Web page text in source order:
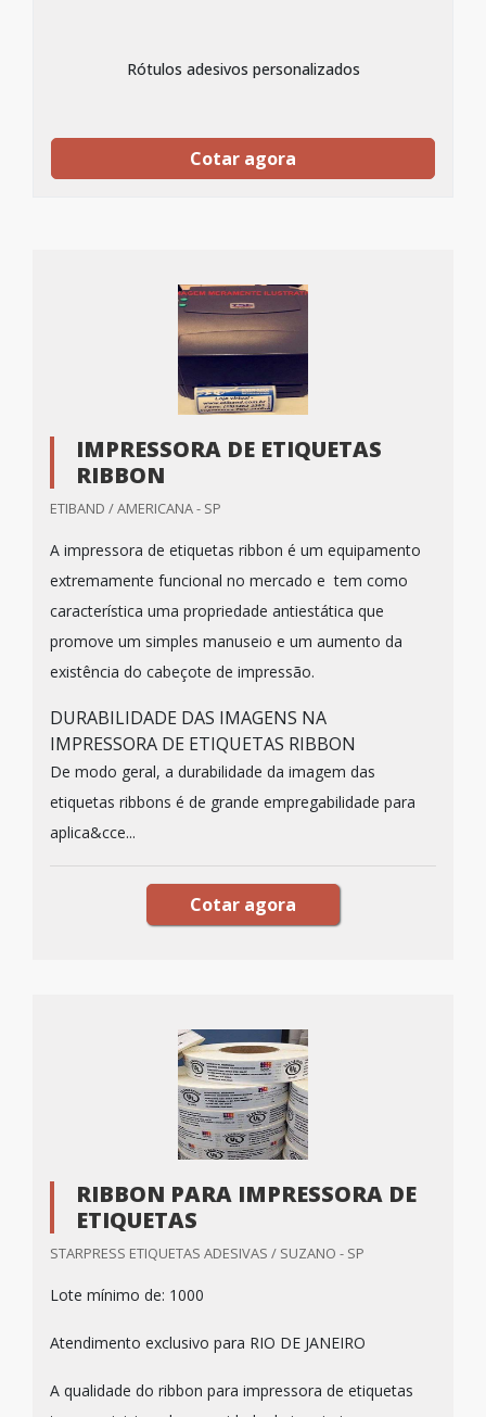
Rótulos adesivos personalizados
Cotar agora
IMPRESSORA DE ETIQUETAS
RIBBON
ETIBAND / AMERICANA - SP
A impressora de etiquetas ribbon é um equipamento
extremamente funcional no mercado e tem como
característica uma propriedade antiestática que
promove um simples manuseio e um aumento da
existência do cabeçote de impressão.
DURABILIDADE DAS IMAGENS NA
IMPRESSORA DE ETIQUETAS RIBBON
De modo geral, a durabilidade da imagem das
etiquetas ribbons é de grande empregabilidade para
aplica&cce...
Cotar agora
RIBBON PARA IMPRESSORA DE
ETIQUETAS
STARPRESS ETIQUETAS ADESIVAS / SUZANO - SP
Lote mínimo de: 1000
Atendimento exclusivo para RIO DE JANEIRO
A qualidade do ribbon para impressora de etiquetas